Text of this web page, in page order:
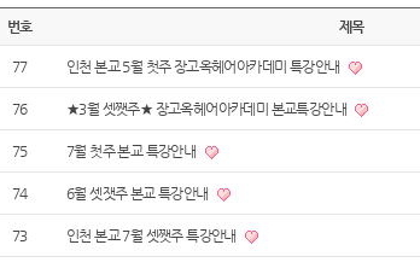
번호 제목
77 인천 본교 5월 첫주 장고옥헤어아카데미 특강안내
76 ★3월 셋쨋주★ 장고옥헤어아카데미 본교특강안내
75 7월 첫주 본교 특강안내
74 6월 셋잿주 본교 특강안내
73 인천 본교 7월 셋쨋주 특강안내